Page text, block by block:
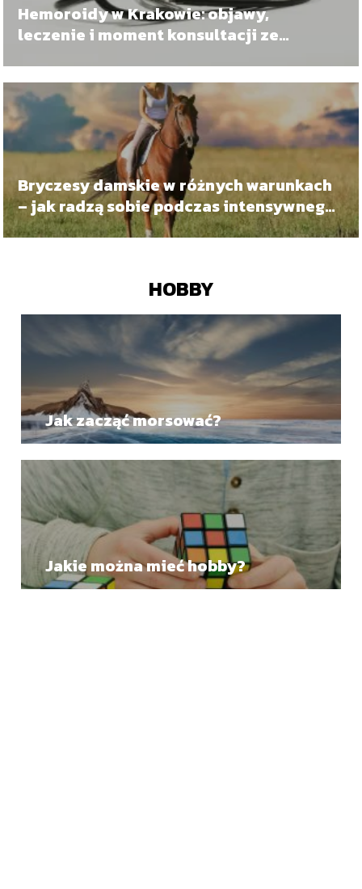
Hemoroidy w Krakowie: objawy,
leczenie i moment konsultacji ze
Bryczesy damskie w różnych warunkach
– jak radzą sobie podczas intensywnego
dnia w stajni?
HOBBY
Jak zacząć morsować?
Jakie można mieć hobby?